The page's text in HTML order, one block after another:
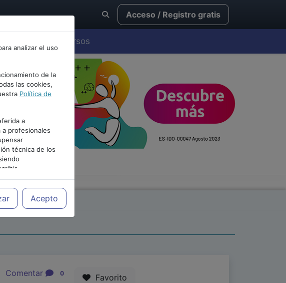
Acceso / Registro gratis
Cursos
analizar el uso
de la
las cookies,
Política de
a
profesionales
técnica de los
más
Acepto
Comentar 0 Favorito